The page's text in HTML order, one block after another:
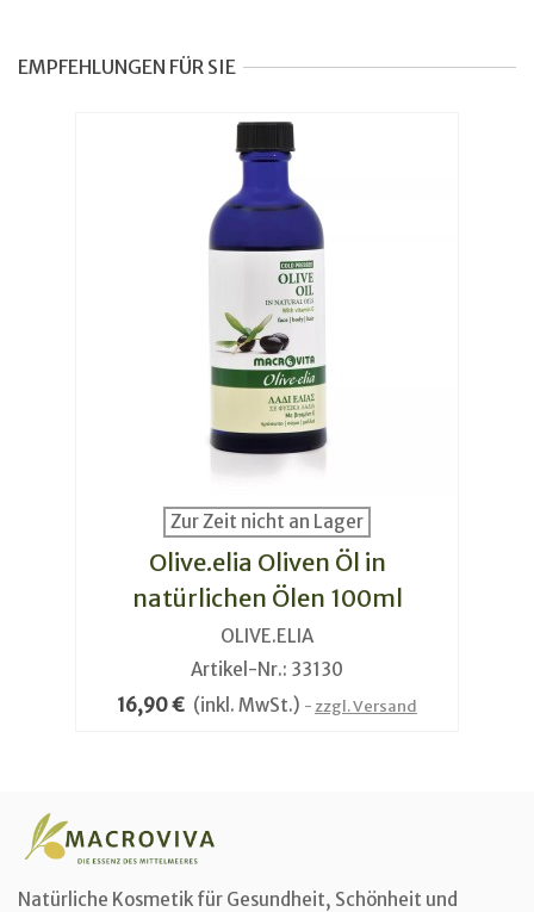
EMPFEHLUNGEN FÜR SIE
Zur Zeit nicht an Lager
Olive.elia Oliven Öl in
natürlichen Ölen 100ml
OLIVE.ELIA
Artikel-Nr.: 33130
16,90 € (inkl. MwSt.) zzgl. Versand
Natürliche Kosmetik für Gesundheit, Schönheit und